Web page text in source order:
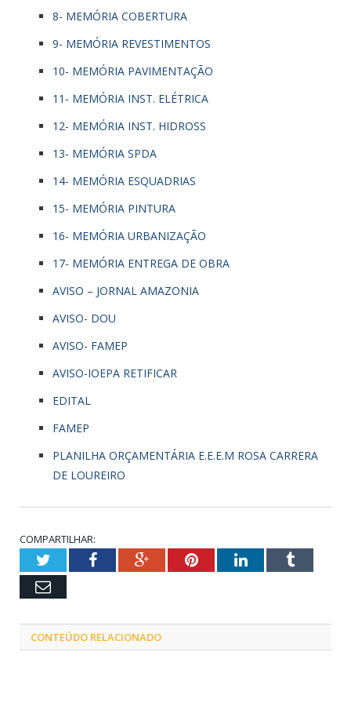
8- MEMÓRIA COBERTURA
9- MEMÓRIA REVESTIMENTOS
10- MEMÓRIA PAVIMENTAÇÃO
11- MEMÓRIA INST. ELÉTRICA
12- MEMÓRIA INST. HIDROSS
13- MEMÓRIA SPDA
14- MEMÓRIA ESQUADRIAS
15- MEMÓRIA PINTURA
16- MEMÓRIA URBANIZAÇÃO
17- MEMÓRIA ENTREGA DE OBRA
AVISO – JORNAL AMAZONIA
AVISO- DOU
AVISO- FAMEP
AVISO-IOEPA RETIFICAR
EDITAL
FAMEP
PLANILHA ORÇAMENTÁRIA E.E.E.M ROSA CARRERA
DE LOUREIRO
COMPARTILHAR:
TwitterFacebookGoogle+PinterestLinkedInTumblr
Email
CONTEÚDO RELACIONADO